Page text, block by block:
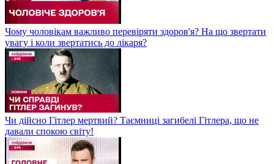
Чому чоловікам важливо перевіряти здоров'я? На що звертати
увагу і коли звертатись до лікаря?
Чи дійсно Гітлер мертвий? Таємниці загибелі Гітлера, що не
давали спокою світу!